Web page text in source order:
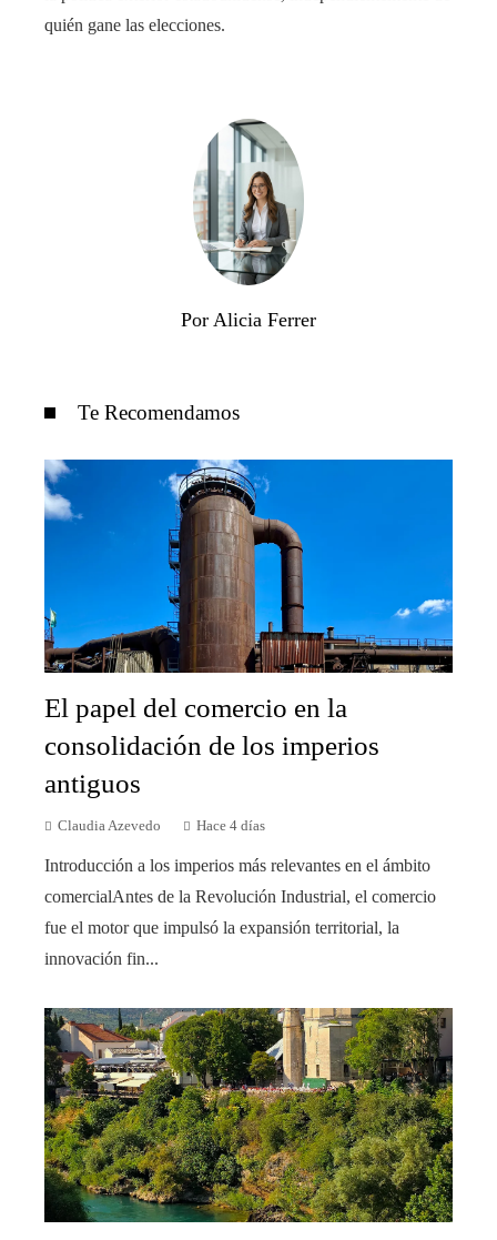
quién gane las elecciones.
Por Alicia Ferrer
Te Recomendamos
El papel del comercio en la
consolidación de los imperios
antiguos
Claudia Azevedo Hace 4 días
Introducción a los imperios más relevantes en el ámbito
comercialAntes de la Revolución Industrial, el comercio
fue el motor que impulsó la expansión territorial, la
innovación fin...